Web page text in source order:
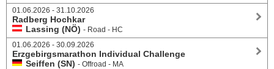
01.06.2026 - 31.10.2026
Radberg Hochkar
Lassing (NÖ) - Road - HC
01.06.2026 - 30.09.2026
Erzgebirgsmarathon Individual Challenge
Seiffen (SN) - Offroad - MA